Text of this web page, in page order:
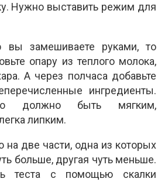
Нужно выставить режим для
вы замешиваете руками, то
опару из теплого молока,
А через полчаса добавьте
ингредиенты.
должно быть мягким,
липким.
на две части, одна из которых
больше, другая чуть меньше.
теста с помощью скалки